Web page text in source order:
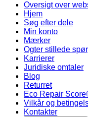
Oversigt over
Hjem
Søg efter dele
Min konto
Mærker
Ogter stillede
Karrierer
Juridiske omtaler
Blog
Returret
Eco Repair
Vilkår og
Kontakter